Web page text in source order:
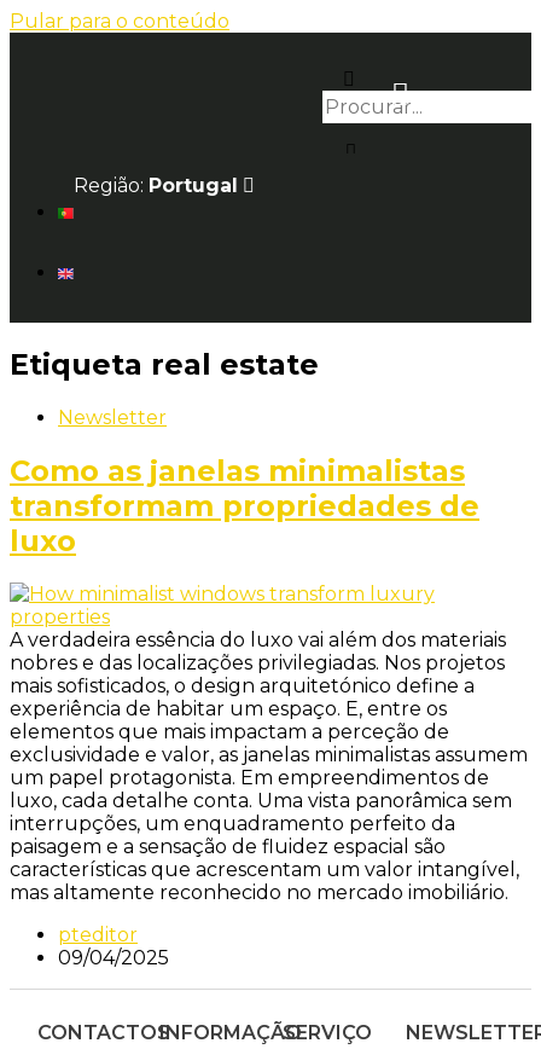
Pular para o conteúdo
Região: Portugal
Etiqueta real estate
Newsletter
Como as janelas minimalistas
transformam propriedades de
luxo
A verdadeira essência do luxo vai além dos materiais
nobres e das localizações privilegiadas. Nos projetos
mais sofisticados, o design arquitetónico define a
experiência de habitar um espaço. E, entre os
elementos que mais impactam a perceção de
exclusividade e valor, as janelas minimalistas assumem
um papel protagonista. Em empreendimentos de
luxo, cada detalhe conta. Uma vista panorâmica sem
interrupções, um enquadramento perfeito da
paisagem e a sensação de fluidez espacial são
características que acrescentam um valor intangível,
mas altamente reconhecido no mercado imobiliário.
pteditor
09/04/2025
CONTACTOSINFORMAÇÃOSERVIÇO